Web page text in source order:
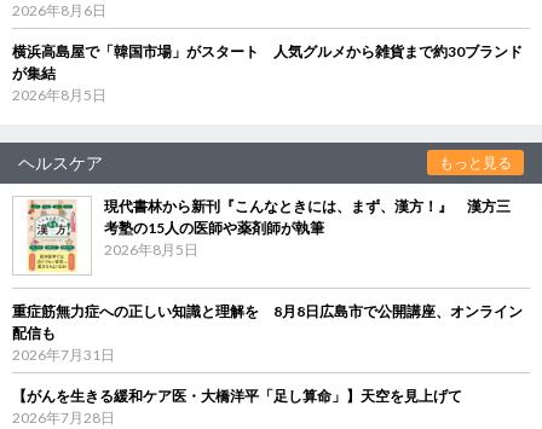
2026年8月6日
横浜高島屋で「韓国市場」がスタート 人気グルメから雑貨まで約30ブランド
が集結
2026年8月5日
ヘルスケア もっと見る
現代書林から新刊『こんなときには、まず、漢方！』 漢方三
考塾の15人の医師や薬剤師が執筆
2026年8月5日
重症筋無力症への正しい知識と理解を 8月8日広島市で公開講座、オンライン
配信も
2026年7月31日
【がんを生きる緩和ケア医・大橋洋平「足し算命」】天空を見上げて
2026年7月28日